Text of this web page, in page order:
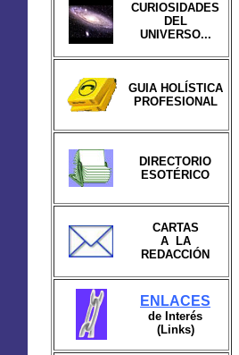
CURIOSIDADES
DEL
UNIVERSO...
GUIA HOLÍSTICA
PROFESIONAL
DIRECTORIO
ESOTÉRICO
CARTAS
A LA
REDACCIÓN
ENLACES
de Interés
(Links)